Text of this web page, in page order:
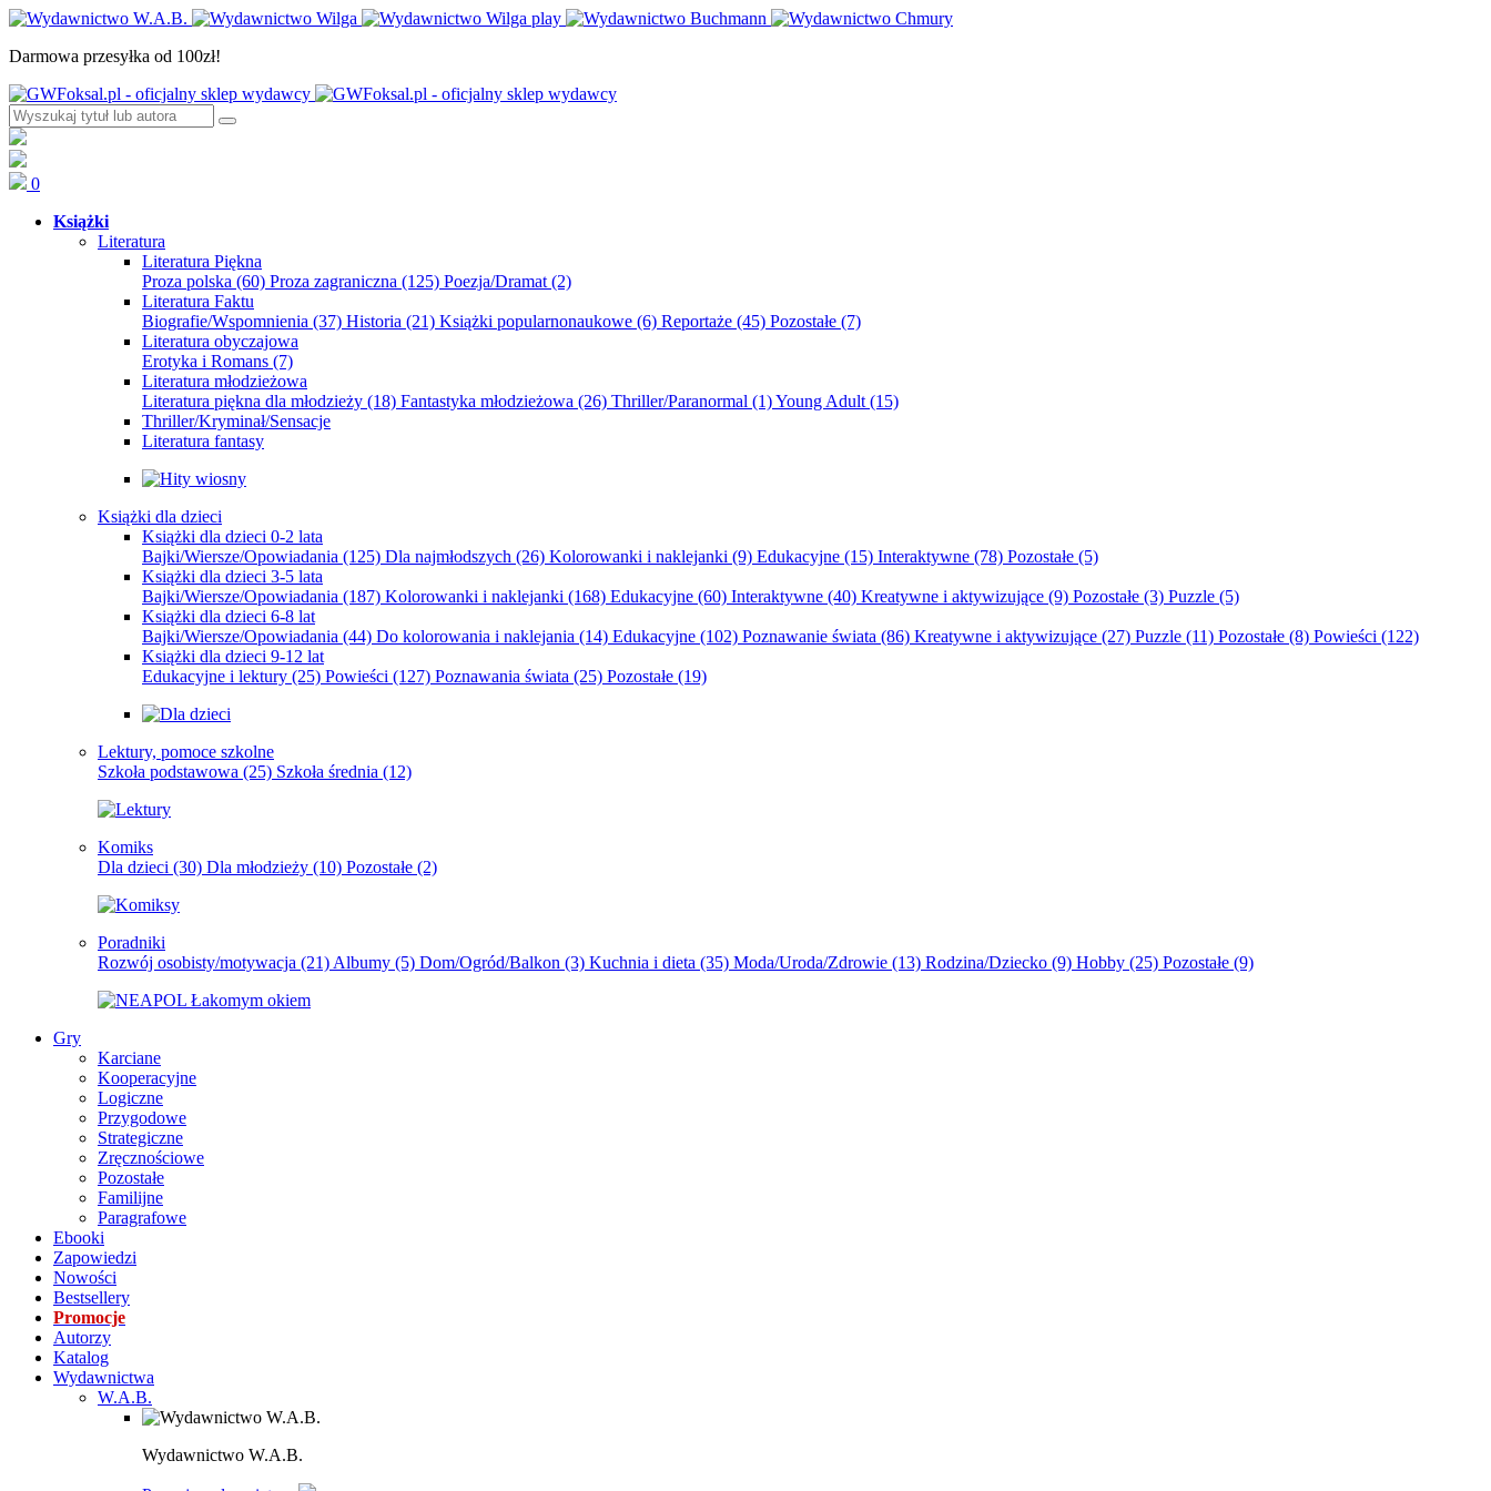
Darmowa przesyłka od 100zł!
0
Książki
Literatura
Literatura Piękna
Proza polska (60) Proza zagraniczna (125) Poezja/Dramat (2)
Literatura Faktu
Biografie/Wspomnienia (37) Historia (21) Książki popularnonaukowe (6) Reportaże (45) Pozostałe (7)
Literatura obyczajowa
Erotyka i Romans (7)
Literatura młodzieżowa
Literatura piękna dla młodzieży (18) Fantastyka młodzieżowa (26) Thriller/Paranormal (1)Young Adult (15)
Thriller/Kryminał/Sensacje
Literatura fantasy
Książki dla dzieci
Książki dla dzieci 0-2 lata
Bajki/Wiersze/Opowiadania (125) Dla najmłodszych (26) Kolorowanki i naklejanki (9) Edukacyjne (15) Interaktywne (78) Pozostałe (5)
Książki dla dzieci 3-5 lata
Bajki/Wiersze/Opowiadania (187) Kolorowanki i naklejanki (168) Edukacyjne (60) Interaktywne (40) Kreatywne i aktywizujące (9) Pozostałe (3) Puzzle (5)
Książki dla dzieci 6-8 lat
Bajki/Wiersze/Opowiadania (44) Do kolorowania i naklejania (14) Edukacyjne (102) Poznawanie świata (86) Kreatywne i aktywizujące (27) Puzzle (11) Pozostałe (8) Powieści (122)
Książki dla dzieci 9-12 lat
Edukacyjne i lektury (25) Powieści (127) Poznawania świata (25) Pozostałe (19)
Lektury, pomoce szkolne
Szkoła podstawowa (25) Szkoła średnia (12)
Komiks
Dla dzieci (30) Dla młodzieży (10) Pozostałe (2)
Poradniki
Rozwój osobisty/motywacja (21) Albumy (5) Dom/Ogród/Balkon (3) Kuchnia i dieta (35) Moda/Uroda/Zdrowie (13) Rodzina/Dziecko (9) Hobby (25) Pozostałe (9)
Gry
Karciane
Kooperacyjne
Logiczne
Przygodowe
Strategiczne
Zręcznościowe
Pozostałe
Familijne
Paragrafowe
Ebooki
Zapowiedzi
Nowości
Bestsellery
Promocje
Autorzy
Katalog
Wydawnictwa
W.A.B.
Wydawnictwo W.A.B.